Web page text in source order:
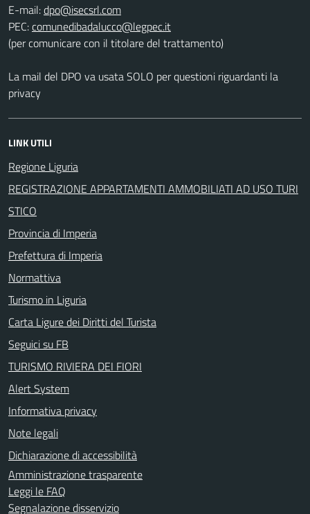
E-mail:
PEC:
(per comunicare con il titolare del trattamento)
La mail del DPO va usata SOLO per questioni riguardanti la
privacy
LINK UTILI
Regione Liguria
REGISTRAZIONE APPARTAMENTI AMMOBILIATI AD USO TURI
STICO
Provincia di Imperia
Prefettura di Imperia
Normattiva
Turismo in Liguria
Carta Ligure dei Diritti del Turista
Seguici su FB
TURISMO RIVIERA DEI FIORI
Alert System
Informativa privacy
Note legali
Dichiarazione di accessibilità
Amministrazione trasparente
Leggi le FAQ
Segnalazione disservizio